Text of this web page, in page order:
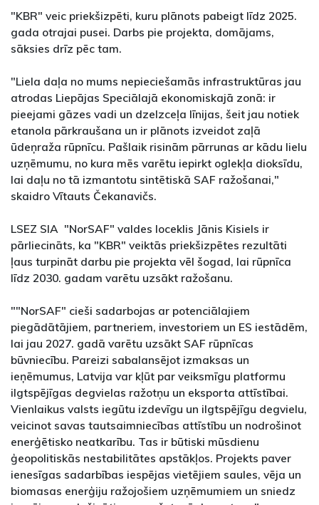
"KBR" veic priekšizpēti, kuru plānots pabeigt līdz 2025.
gada otrajai pusei. Darbs pie projekta, domājams,
sāksies drīz pēc tam.
"Liela daļa no mums nepieciešamās infrastruktūras jau
atrodas Liepājas Speciālajā ekonomiskajā zonā: ir
pieejami gāzes vadi un dzelzceļa līnijas, šeit jau notiek
etanola pārkraušana un ir plānots izveidot zaļā
ūdeņraža rūpnīcu. Pašlaik risinām pārrunas ar kādu lielu
uzņēmumu, no kura mēs varētu iepirkt oglekļa dioksīdu,
lai daļu no tā izmantotu sintētiskā SAF ražošanai,"
skaidro Vītauts Čekanavičs.
LSEZ SIA "NorSAF" valdes loceklis Jānis Kisiels ir
pārliecināts, ka "KBR" veiktās priekšizpētes rezultāti
ļaus turpināt darbu pie projekta vēl šogad, lai rūpnīca
līdz 2030. gadam varētu uzsākt ražošanu.
""NorSAF" cieši sadarbojas ar potenciālajiem
piegādātājiem, partneriem, investoriem un ES iestādēm,
lai jau 2027. gadā varētu uzsākt SAF rūpnīcas
būvniecību. Pareizi sabalansējot izmaksas un
ieņēmumus, Latvija var kļūt par veiksmīgu platformu
ilgtspējīgas degvielas ražotņu un eksporta attīstībai.
Vienlaikus valsts iegūtu izdevīgu un ilgtspējīgu degvielu,
veicinot savas tautsaimniecības attīstību un nodrošinot
enerģētisko neatkarību. Tas ir būtiski mūsdienu
ģeopolitiskās nestabilitātes apstākļos. Projekts paver
ienesīgas sadarbības iespējas vietējiem saules, vēja un
biomasas enerģiju ražojošiem uzņēmumiem un sniedz